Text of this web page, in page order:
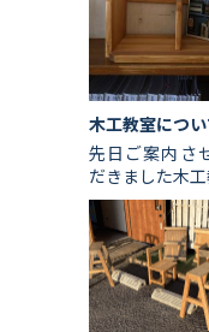
木工教室につ
先日ご案内さ
だきました木